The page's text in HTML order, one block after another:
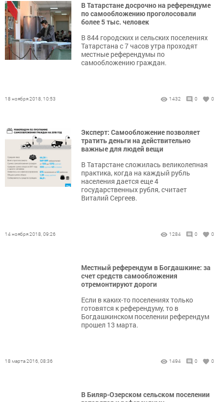
В Татарстане досрочно на референдуме
по самообложению проголосовали
более 5 тыс. человек
В 844 городских и сельских поселениях
Татарстана с 7 часов утра проходят
местные референдумы по
самообложению граждан.
18 ноября 2018, 10:53 1432 0 0
Эксперт: Самообложение позволяет
тратить деньги на действительно
важные для людей вещи
В Татарстане сложилась великолепная
практика, когда на каждый рубль
населения дается еще 4
государственных рубля, считает
Виталий Сергеев.
14 ноября 2018, 09:26 1284 0 0
Местный референдум в Богдашкине: за
счет средств самообложения
отремонтируют дороги
Если в каких-то поселениях только
готовятся к референдуму, то в
Богдашкинском поселении референдум
прошел 13 марта.
18 марта 2016, 08:36 1494 0 0
В Биляр-Озерском сельском поселении